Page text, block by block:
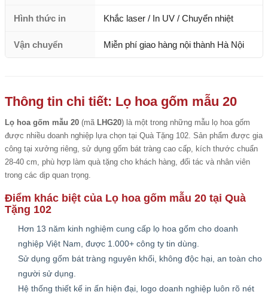
Hình thức in Khắc laser / In UV / Chuyển nhiệt
Vận chuyển Miễn phí giao hàng nội thành Hà Nội
Thông tin chi tiết: Lọ hoa gốm mẫu 20
Lọ hoa gốm mẫu 20 (mã LHG20) là một trong những mẫu lọ hoa gốm
được nhiều doanh nghiệp lựa chọn tại Quà Tặng 102. Sản phẩm được gia
công tại xưởng riêng, sử dụng gốm bát tràng cao cấp, kích thước chuẩn
28-40 cm, phù hợp làm quà tặng cho khách hàng, đối tác và nhân viên
trong các dịp quan trọng.
Điểm khác biệt của Lọ hoa gốm mẫu 20 tại Quà
Tặng 102
Hơn 13 năm kinh nghiệm cung cấp lọ hoa gốm cho doanh
nghiệp Việt Nam, được 1.000+ công ty tin dùng.
Sử dụng gốm bát tràng nguyên khối, không độc hại, an toàn cho
người sử dụng.
Hệ thống thiết kế in ấn hiện đại, logo doanh nghiệp luôn rõ nét